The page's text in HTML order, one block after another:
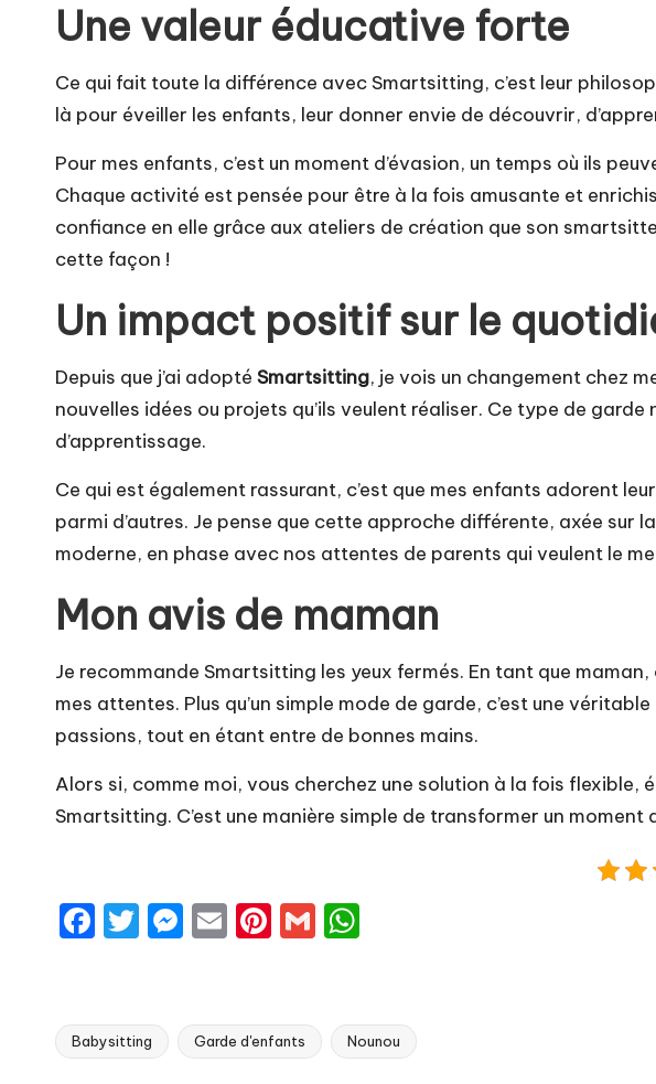
Une valeur éducative forte
Ce qui fait toute la différence avec Smartsitting, c’est leur
là pour éveiller les enfants, leur donner envie de découvrir,
Pour mes enfants, c’est un moment d’évasion, un temps où ils
Chaque activité est pensée pour être à la fois amusante et
confiance en elle grâce aux ateliers de création que son
cette façon !
Un impact positif sur le
Depuis que j’ai adopté Smartsitting, je vois un changement chez
nouvelles idées ou projets qu’ils veulent réaliser. Ce type de
d’apprentissage.
Ce qui est également rassurant, c’est que mes enfants adorent
parmi d’autres. Je pense que cette approche différente, axée sur
moderne, en phase avec nos attentes de parents qui veulent le
Mon avis de maman
Je recommande Smartsitting les yeux fermés. En tant que
mes attentes. Plus qu’un simple mode de garde, c’est une
passions, tout en étant entre de bonnes mains.
Alors si, comme moi, vous cherchez une solution à la fois
Smartsitting. C’est une manière simple de transformer un
F
e
b
T
te
r
M
s
e
E
l
Pi
e
st
G
l
ts
A
Tags:
Babysitting Garde d'enfants Nounou